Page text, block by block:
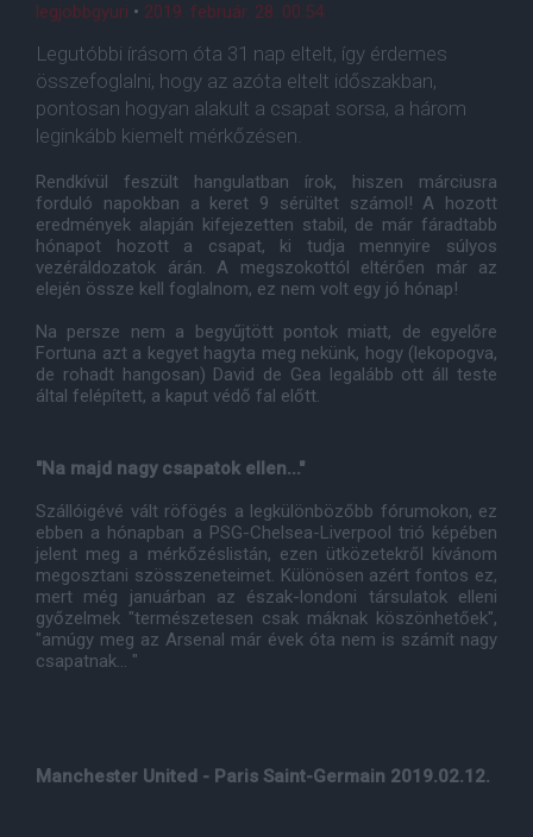
legjobbgyuri • 2019. február. 28. 00:54
Legutóbbi írásom óta 31 nap eltelt, így érdemes
összefoglalni, hogy az azóta eltelt időszakban,
pontosan hogyan alakult a csapat sorsa, a három
leginkább kiemelt mérkőzésen.
Rendkívül feszült hangulatban írok, hiszen márciusra
forduló napokban a keret 9 sérültet számol! A hozott
eredmények alapján kifejezetten stabil, de már fáradtabb
hónapot hozott a csapat, ki tudja mennyire súlyos
vezéráldozatok árán. A megszokottól eltérően már az
elején össze kell foglalnom, ez nem volt egy jó hónap!
Na persze nem a begyűjtött pontok miatt, de egyelőre
Fortuna azt a kegyet hagyta meg nekünk, hogy (lekopogva,
de rohadt hangosan) David de Gea legalább ott áll teste
által felépített, a kaput védő fal előtt.
"Na majd nagy csapatok ellen..."
Szállóigévé vált röfögés a legkülönbözőbb fórumokon, ez
ebben a hónapban a PSG-Chelsea-Liverpool trió képében
jelent meg a mérkőzéslistán, ezen ütközetekről kívánom
megosztani szösszeneteimet. Különösen azért fontos ez,
mert még januárban az észak-londoni társulatok elleni
győzelmek "természetesen csak máknak köszönhetőek",
"amúgy meg az Arsenal már évek óta nem is számít nagy
csapatnak... "
Manchester United - Paris Saint-Germain 2019.02.12.